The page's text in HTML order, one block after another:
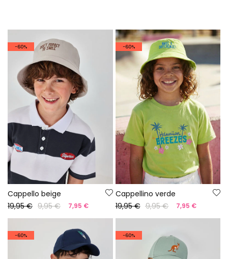
-60%
Cappello beige
19,95 € 9,95 € 7,95 €
-60%
Cappellino verde
19,95 € 9,95 € 7,95 €
-60% -60%